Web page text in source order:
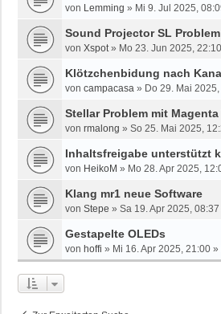
von Lemming » Mi 9. Jul 2025,
Sound Projector SL
von Xspot» Mo 23. Jun 2025, 22:10
Klötzchenbidung nach
von campacasa » Do 29. Mai
Stellar Problem mit Magenta
von rmalong » So 25. Mai 2025,
Inhaltsfreigabe unterstützt
von HeikoM » Mo 28. Apr 2025,
Klang mr1 neue Software
von Stepe » Sa 19. Apr 2025, 08:37
Gestapelte OLEDs
von hoffi » Mi 16. Apr 2025, 21:00 »